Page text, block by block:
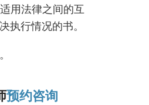
用法律之间的互
执行情况的书。
预约咨询